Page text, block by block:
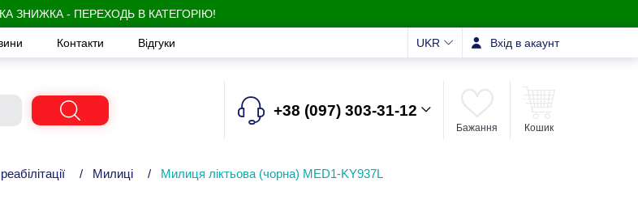
ЗНИЖКА - ПЕРЕХОДЬ В КАТЕГОРІЮ!
Контакти Відгуки UKR Вхід в акаунт
+38 (097) 303-31-12
Бажання Кошик
/ Милиці / Милиця ліктьова (чорна) MED1-KY937L